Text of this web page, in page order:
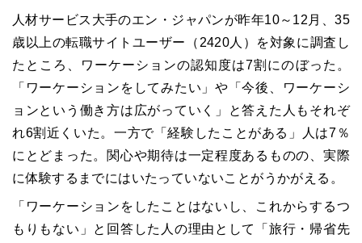
人材サービス大手のエン・ジャパンが昨年10～12月、35
歳以上の転職サイトユーザー（2420人）を対象に調査し
たところ、ワーケーションの認知度は7割にのぼった。
「ワーケーションをしてみたい」や「今後、ワーケーシ
ョンという働き方は広がっていく」と答えた人もそれぞ
れ6割近くいた。一方で「経験したことがある」人は7％
にとどまった。関心や期待は一定程度あるものの、実際
に体験するまでにはいたっていないことがうかがえる。
「ワーケーションをしたことはないし、これからするつ
もりもない」と回答した人の理由として「旅行・帰省先